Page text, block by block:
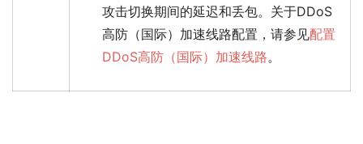
攻击切换期间的延迟和丢包。关于DDoS
高防（国际）加速线路配置，请参见配置
DDoS高防（国际）加速线路。